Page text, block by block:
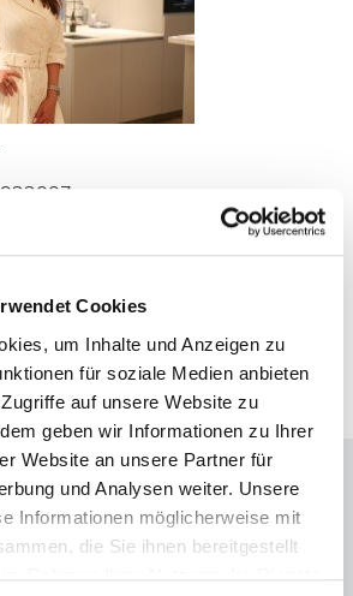
Cookies
um Inhalte und Anzeigen zu
für soziale Medien anbieten
auf unsere Website zu
geben wir Informationen zu Ihrer
Website an unsere Partner für
und Analysen weiter. Unsere
Informationen möglicherweise mit
die Sie ihnen bereitgestellt
Rahmen Ihrer Nutzung der Dienste